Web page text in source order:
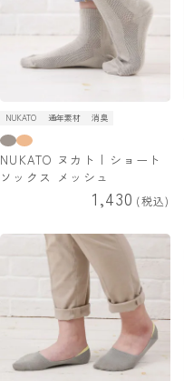
NUKATO 通年素材 消臭
NUKATO ヌカト | ショート
ソックス メッシュ
1,430 税込